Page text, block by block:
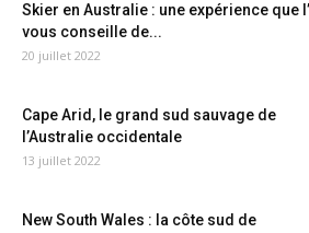
Skier en Australie : une expérience que
vous conseille de...
20 juillet 2022
Cape Arid, le grand sud sauvage de
l’Australie occidentale
13 juillet 2022
New South Wales : la côte sud de